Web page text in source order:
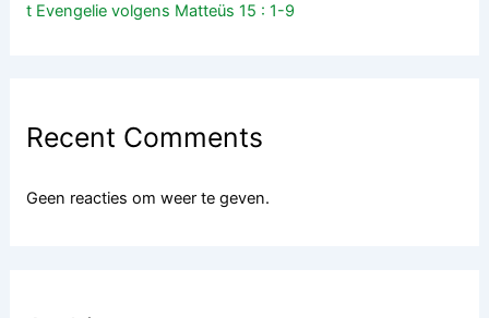
t Evengelie volgens Matteüs 15 : 1-9
Recent Comments
Geen reacties om weer te geven.